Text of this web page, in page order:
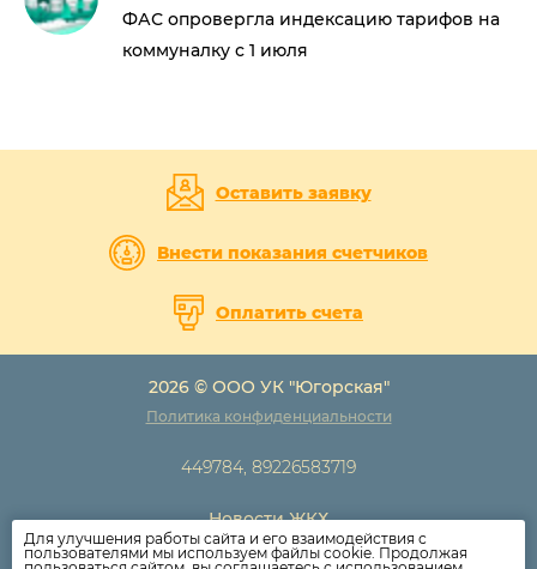
ФАС опровергла индексацию тарифов на
коммуналку с 1 июля
Оставить заявку
Внести показания счетчиков
Оплатить счета
2026 © ООО УК "Югорская"
Политика конфиденциальности
449784, 89226583719
Новости ЖКХ
Новости компании
Для улучшения работы сайта и его взаимодействия с
пользователями мы используем файлы cookie. Продолжая